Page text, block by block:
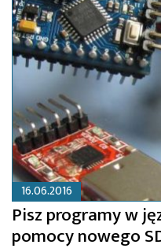
16.06.2016
Pisz programy w
pomocy nowego